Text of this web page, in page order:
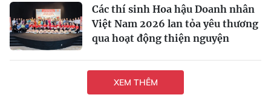
Các thí sinh Hoa hậu Doanh nhân
Việt Nam 2026 lan tỏa yêu thương
qua hoạt động thiện nguyện
XEM THÊM